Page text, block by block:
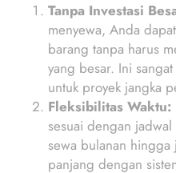
Tanpa Investasi
menyewa, Anda
barang tanpa harus
yang besar. Ini
untuk proyek jangka
Fleksibilitas Waktu:
sesuai dengan
sewa bulanan
panjang dengan